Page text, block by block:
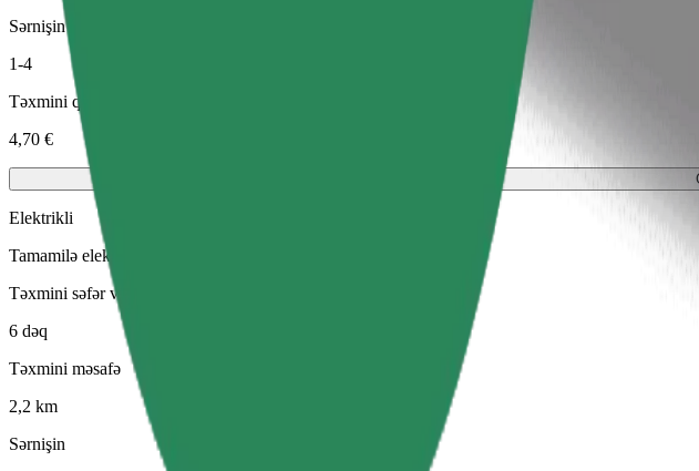
Sərnişin
1-4
Təxmini qiymət
4,70 €
Elektrikli
Tamamilə elektriklə işləyən avtomobillərdə səmərəli gedişlər
Təxmini səfər vaxtı
6 dəq
Təxmini məsafə
2,2 km
Sərnişin